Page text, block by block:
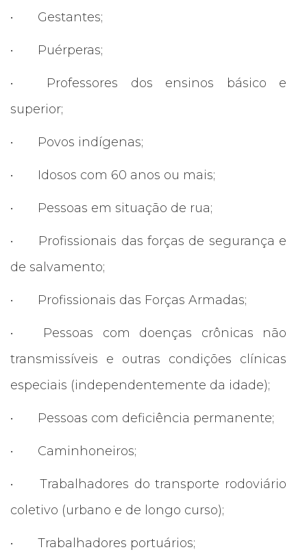
• Gestantes;
• Puérperas;
•
Professores dos ensinos básico e
superior;
• Povos indígenas;
• Idosos com 60 anos ou mais;
• Pessoas em situação de rua;
•
Profissionais das forças de segurança e
de salvamento;
• Profissionais das Forças Armadas;
•
Pessoas com doenças crônicas não
transmissíveis e outras condições clínicas
especiais (independentemente da idade);
• Pessoas com deficiência permanente;
• Caminhoneiros;
•
Trabalhadores do transporte rodoviário
coletivo (urbano e de longo curso);
• Trabalhadores portuários;